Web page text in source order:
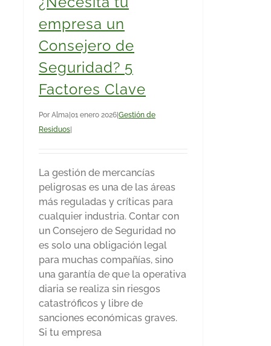
empresa un
Consejero de
Seguridad? 5
Factores Clave
Por Alma|01 enero 2026|Gestión de
Residuos|
La gestión de mercancías
peligrosas es una de las áreas
más reguladas y críticas para
cualquier industria. Contar con
un Consejero de Seguridad no
es solo una obligación legal
para muchas compañías, sino
una garantía de que la operativa
diaria se realiza sin riesgos
catastróficos y libre de
sanciones económicas graves.
Si tu empresa